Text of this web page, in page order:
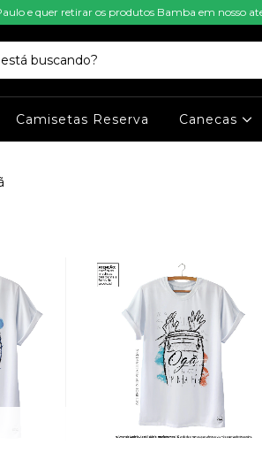
e quer retirar os produtos Bamba em nosso
Camisetas Reserva Canecas